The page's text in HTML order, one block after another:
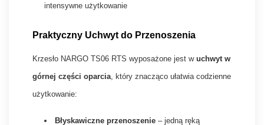
intensywne użytkowanie
Praktyczny Uchwyt do Przenoszenia
Krzesło NARGO TS06 RTS wyposażone jest w uchwyt w
górnej części oparcia , który znacząco ułatwia codzienne
użytkowanie:
Błyskawiczne przenoszenie – jedną ręką